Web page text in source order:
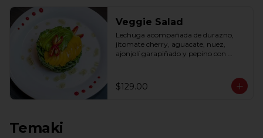
Veggie Salad
Lechuga acompañada de durazno,
jitomate cherry, aguacate, nuez,
ajonjolí garapiñado y pepino con
$129.00
Temaki